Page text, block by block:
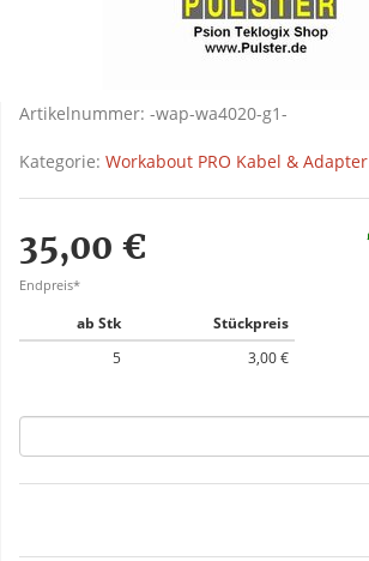
Artikelnummer: -wap-wa4020-g1-
Kategorie: Workabout PRO Kabel & Adapter
35,00 €
Endpreis*
ab Stk
Stückpreis
5
3,00 €